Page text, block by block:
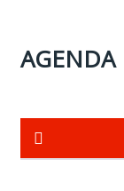
AGENDA